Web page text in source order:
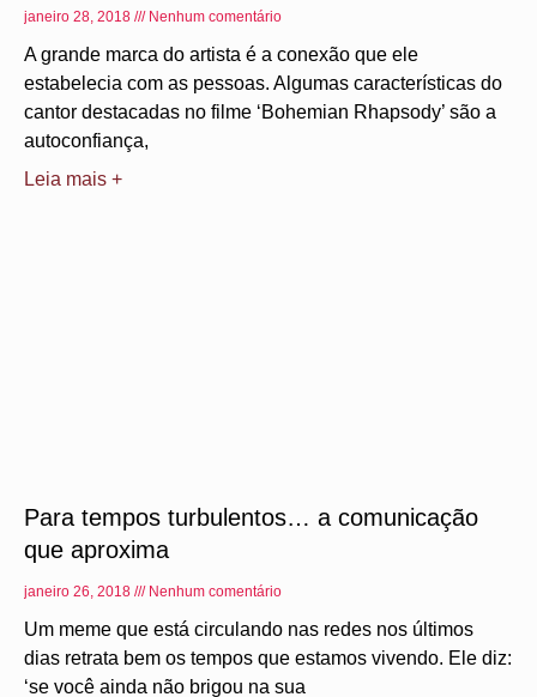
janeiro 28, 2018 Nenhum comentário
A grande marca do artista é a conexão que ele
estabelecia com as pessoas. Algumas características do
cantor destacadas no filme ‘Bohemian Rhapsody’ são a
autoconfiança,
Leia mais +
Para tempos turbulentos… a comunicação
que aproxima
janeiro 26, 2018 Nenhum comentário
Um meme que está circulando nas redes nos últimos
dias retrata bem os tempos que estamos vivendo. Ele diz:
‘se você ainda não brigou na sua